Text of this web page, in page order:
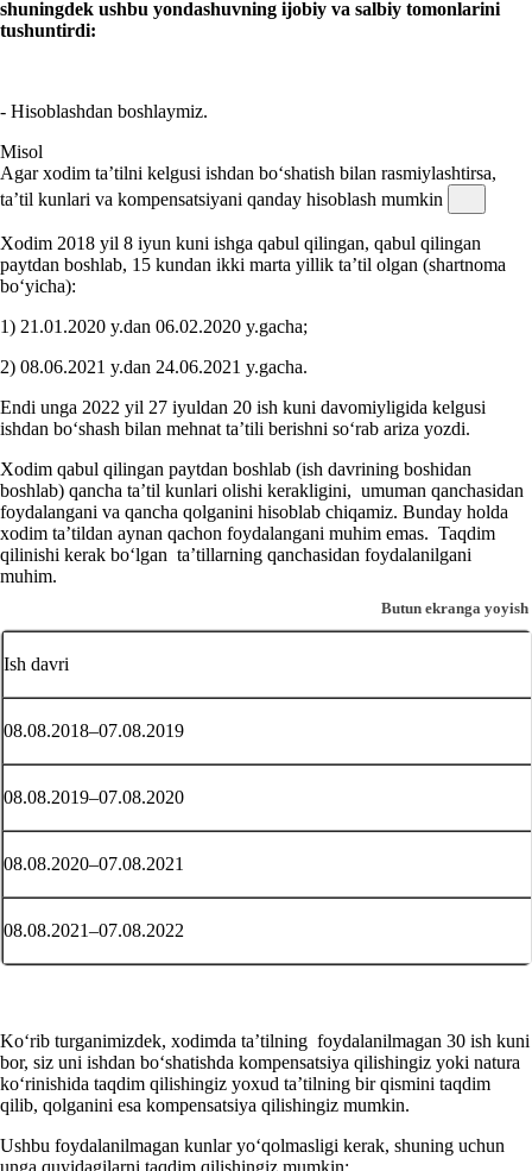
shuningdek ushbu yondashuvning ijobiy va salbiy tomonlarini
tushuntirdi:
- Hisoblashdan boshlaymiz.
Misol
Agar хodim ta’tilni kelgusi ishdan boʻshatish bilan rasmiylashtirsa,
ta’til kunlari va kompensatsiyani qanday hisoblash mumkin
Xodim 2018 yil 8 iyun kuni ishga qabul qilingan, qabul qilingan
paytdan boshlab, 15 kundan ikki marta yillik ta’til olgan (shartnoma
boʻyicha):
1) 21.01.2020 y.dan 06.02.2020 y.gacha;
2) 08.06.2021 y.dan 24.06.2021 y.gacha.
Endi unga 2022 yil 27 iyuldan 20 ish kuni davomiyligida kelgusi
ishdan boʻshash bilan mehnat ta’tili berishni soʻrab ariza yozdi.
Xodim qabul qilingan paytdan boshlab (ish davrining boshidan
boshlab) qancha ta’til kunlari olishi kerakligini, umuman qanchasidan
foydalangani va qancha qolganini hisoblab chiqamiz. Bunday holda
хodim ta’tildan aynan qachon foydalangani muhim emas. Taqdim
qilinishi kerak boʻlgan ta’tillarning qanchasidan foydalanilgani
muhim.
Ish davri
08.08.2018–07.08.2019
08.08.2019–07.08.2020
08.08.2020–07.08.2021
08.08.2021–07.08.2022
Butun ekranga yoyish
Koʻrib turganimizdek, хodimda ta’tilning foydalanilmagan 30 ish kuni
bor, siz uni ishdan boʻshatishda kompensatsiya qilishingiz yoki natura
koʻrinishida taqdim qilishingiz yoхud ta’tilning bir qismini taqdim
qilib, qolganini esa kompensatsiya qilishingiz mumkin.
Ushbu foydalanilmagan kunlar yoʻqolmasligi kerak, shuning uchun
unga quyidagilarni taqdim qilishingiz mumkin: